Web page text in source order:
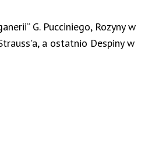
G. Pucciniego, Rozyny w
a ostatnio Despiny w